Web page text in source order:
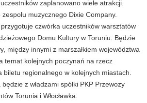
zaplanowano wiele atrakcji.
muzycznego Dixie Company.
czwórka uczestników warsztatów
Domu Kultury w Toruniu. Będzie
między innymi z marszałkiem województwa
temat kolejnych poczynań na rzecz
biletu regionalnego w kolejnych miastach.
z władzami spółki PKP Przewozy
Torunia i Włocławka.